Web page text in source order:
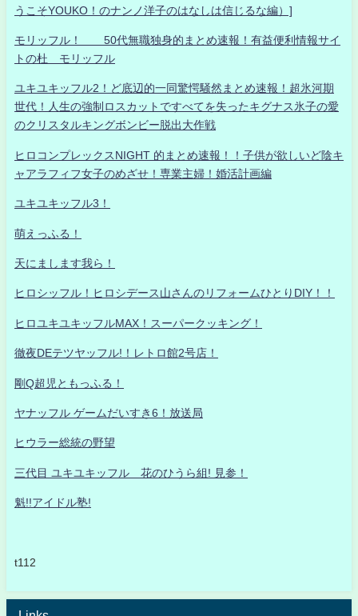
うこそYOUKO！のナンノ洋子のはなしは信じるな編）]
モリッフル！ 50代無職独身的まとめ速報！有益便利情報サイ
トの杜 モリッフル
ユキユキッフル2！ど底辺的一同驚愕騒然まとめ速報！超氷河期
世代！人生の強制ロスカットですべてを失ったキグナス氷子の愛
のクリスタルキングボンビー脱出大作戦
ヒロコンプレックスNIGHT 的まとめ速報！！子供が欲しいど陰キ
ャアラフィフ女子のめざせ！専業主婦！婚活計画編
ユキユキッフル3！
萌えっふる！
天にまします我ら！
ヒロシッフル！ヒロシデース山さんのリフォームひとりDIY！！
ヒロユキユキッフルMAX！スーパークッキング！
徹夜DEテツヤッフル!！レトロ館2号店！
剛Q超児ともっふる！
ヤナッフル ゲームだいすき6！放送局
ヒウラー総統の野望
三代目 ユキユキッフル 花のひうら組! 見参！
魁!!アイドル塾!
t112